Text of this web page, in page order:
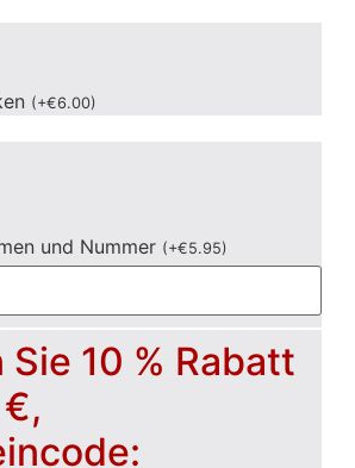
(+€6.00)
und Nummer (+€5.95)
Sie 10 % Rabatt